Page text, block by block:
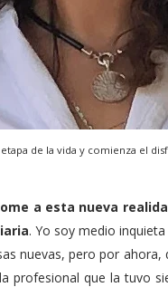
de la vida y comienza el
a esta nueva
. Yo soy medio
nuevas, pero por
profesional que la tuvo